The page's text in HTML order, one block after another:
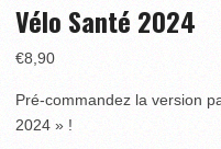
Vélo Santé 2024
€8,90
Pré-commandez la version
2024 » !